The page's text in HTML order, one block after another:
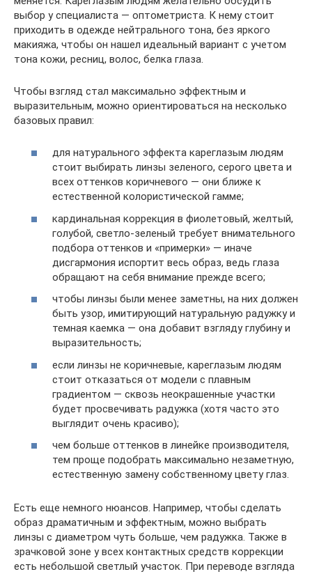
выбор у специалиста — оптометриста. К нему стоит
приходить в одежде нейтрального тона, без яркого
макияжа, чтобы он нашел идеальный вариант с учетом
тона кожи, ресниц, волос, белка глаза.
Чтобы взгляд стал максимально эффектным и
выразительным, можно ориентироваться на несколько
базовых правил:
для натурального эффекта кареглазым людям
стоит выбирать линзы зеленого, серого цвета и
всех оттенков коричневого — они ближе к
естественной колористической гамме;
кардинальная коррекция в фиолетовый, желтый,
голубой, светло-зеленый требует внимательного
подбора оттенков и «примерки» — иначе
дисгармония испортит весь образ, ведь глаза
обращают на себя внимание прежде всего;
чтобы линзы были менее заметны, на них должен
быть узор, имитирующий натуральную радужку и
темная каемка — она добавит взгляду глубину и
выразительность;
если линзы не коричневые, кареглазым людям
стоит отказаться от модели с плавным
градиентом — сквозь неокрашенные участки
будет просвечивать радужка (хотя часто это
выглядит очень красиво);
чем больше оттенков в линейке производителя,
тем проще подобрать максимально незаметную,
естественную замену собственному цвету глаз.
Есть еще немного нюансов. Например, чтобы сделать
образ драматичным и эффектным, можно выбрать
линзы с диаметром чуть больше, чем радужка. Также в
зрачковой зоне у всех контактных средств коррекции
есть небольшой светлый участок. При переводе взгляда